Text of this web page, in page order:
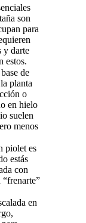
son
para
y darte
estos.
de
planta
o
en hielo
suelen
menos
piolet es
estás
con
en